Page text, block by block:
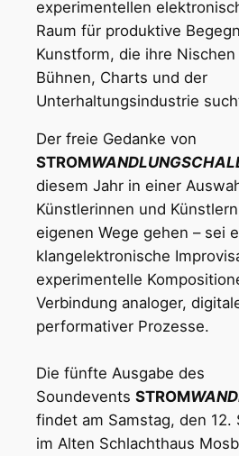
experimentellen
Raum für produktive
Kunstform, die ihre
Bühnen, Charts und der
Unterhaltungsindustrie
Der freie Gedanke von
STROM
diesem Jahr in einer
Künstlerinnen und
eigenen Wege gehen – sei
klangelektronische
experimentelle
Verbindung analoger,
performativer Prozesse.
Die fünfte Ausgabe des
Soundevents STROM
findet am Samstag, den 12.
im Alten Schlachthaus